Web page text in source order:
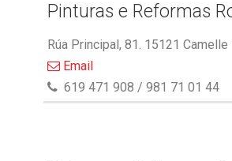
Pinturas e Reformas
Rúa Principal, 81. 15121
Email
619 471 908 / 981 71 01 44